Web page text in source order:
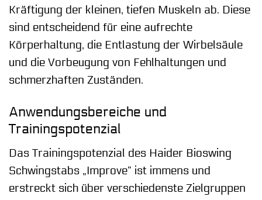
Kräftigung der kleinen, tiefen Muskeln ab. Diese
sind entscheidend für eine aufrechte
Körperhaltung, die Entlastung der Wirbelsäule
und die Vorbeugung von Fehlhaltungen und
schmerzhaften Zuständen.
Anwendungsbereiche und
Trainingspotenzial
Das Trainingspotenzial des Haider Bioswing
Schwingstabs „Improve“ ist immens und
erstreckt sich über verschiedenste Zielgruppen